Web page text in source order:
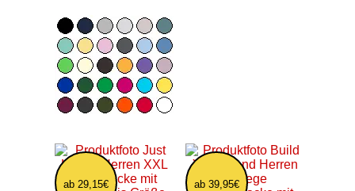
ab 29,15€ ab 39,95€